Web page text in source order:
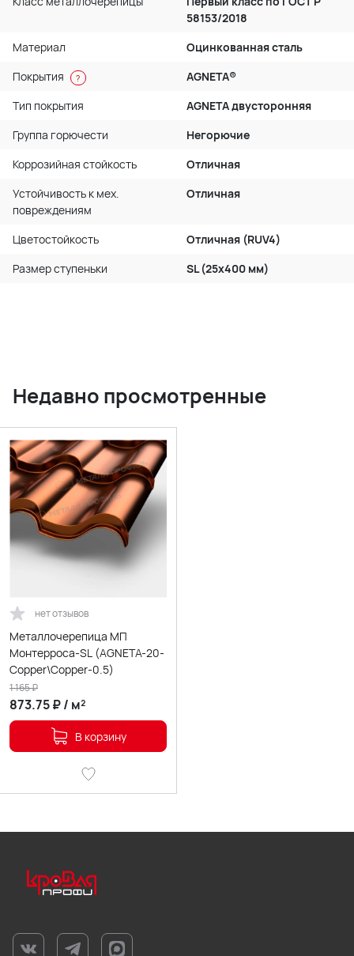
58153/2018
Материал
Оцинкованная сталь
Покрытия
?
AGNETA®
Тип покрытия
AGNETA двусторонняя
Группа горючести
Негорючие
Коррозийная стойкость
Отличная
Устойчивость к мех.
повреждениям
Отличная
Цветостойкость
Отличная (RUV4)
Размер ступеньки
SL (25x400 мм)
Недавно просмотренные
нет отзывов
Металлочерепица МП
Монтерроса-SL (AGNETA-20-
Copper\Copper-0.5)
873.75₽/ м²
1 165₽
В корзину